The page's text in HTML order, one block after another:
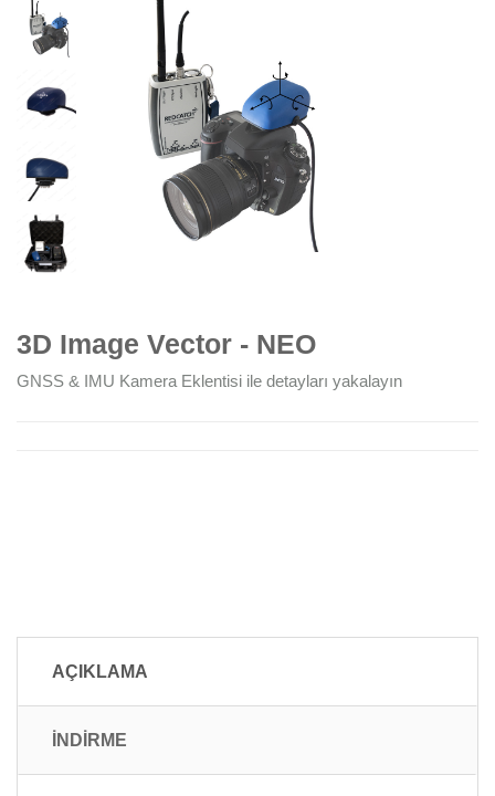
3D Image Vector - NEO
GNSS & IMU Kamera Eklentisi ile detayları yakalayın
AÇIKLAMA
İNDİRME